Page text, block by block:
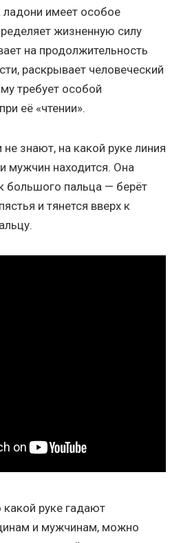
имеет особое
жизненную силу
на продолжительность
раскрывает человеческий
требует особой
её «чтении».
знают, на какой руке линия
мужчин находится. Она
большого пальца — берёт
и тянется вверх к
руке гадают
и мужчинам, можно